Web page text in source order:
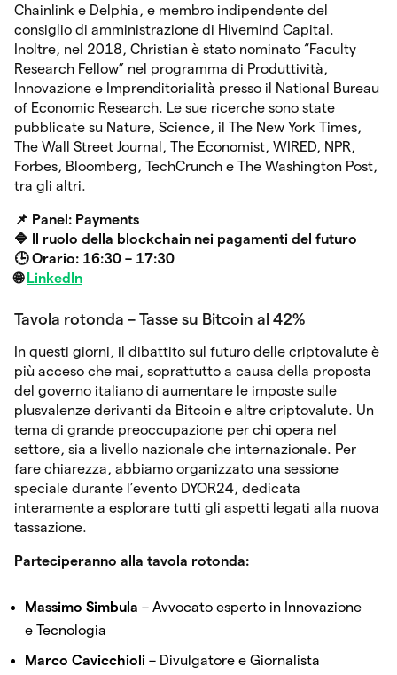
Chainlink e Delphia, e membro indipendente del
consiglio di amministrazione di Hivemind Capital.
Inoltre, nel 2018, Christian è stato nominato “Faculty
Research Fellow” nel programma di Produttività,
Innovazione e Imprenditorialità presso il National Bureau
of Economic Research. Le sue ricerche sono state
pubblicate su Nature, Science, il The New York Times,
The Wall Street Journal, The Economist, WIRED, NPR,
Forbes, Bloomberg, TechCrunch e The Washington Post,
tra gli altri.
📌 Panel: Payments
🔷 Il ruolo della blockchain nei pagamenti del futuro
🕒 Orario: 16:30 – 17:30
🌐 LinkedIn
Tavola rotonda – Tasse su Bitcoin al 42%
In questi giorni, il dibattito sul futuro delle criptovalute è
più acceso che mai, soprattutto a causa della proposta
del governo italiano di aumentare le imposte sulle
plusvalenze derivanti da Bitcoin e altre criptovalute. Un
tema di grande preoccupazione per chi opera nel
settore, sia a livello nazionale che internazionale. Per
fare chiarezza, abbiamo organizzato una sessione
speciale durante l’evento DYOR24, dedicata
interamente a esplorare tutti gli aspetti legati alla nuova
tassazione.
Parteciperanno alla tavola rotonda:
Massimo Simbula – Avvocato esperto in Innovazione
e Tecnologia
Marco Cavicchioli – Divulgatore e Giornalista